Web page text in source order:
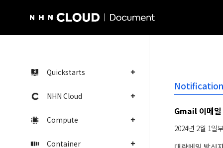
Quickstarts
NHN Cloud
Compute
Container
Gmail 이메일
2024년 2월 1일